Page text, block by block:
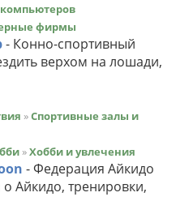
фирмы
- Конно-спортивный
верхом на лошади,
»Спортивные залы и
»Хобби и увлечения
- Федерация Айкидо
Айкидо, тренировки,